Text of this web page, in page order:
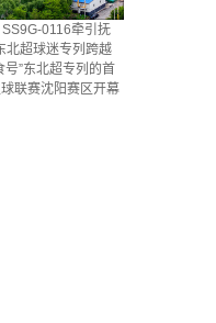
0116牵引抚
号”东北超专列的首‮